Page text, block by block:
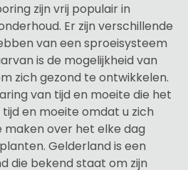
zijn vrij populair in
Er zijn verschillende
van een sproeisysteem
is de mogelijkheid van
zich gezond te ontwikkelen.
van tijd en moeite die het
en moeite omdat u zich
over het elke dag
Gelderland is een
die bekend staat om zijn